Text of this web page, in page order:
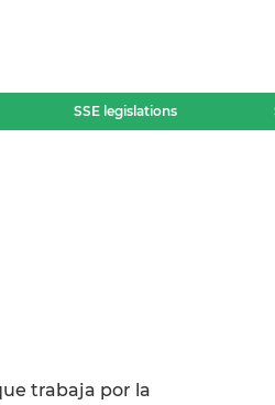
SSE legislations
trabaja por la